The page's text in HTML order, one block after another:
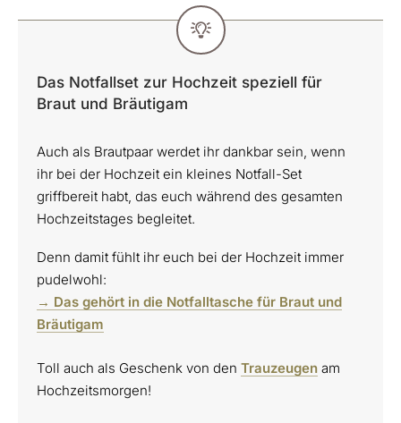
Das Notfallset zur Hochzeit speziell für
Braut und Bräutigam
Auch als Brautpaar werdet ihr dankbar sein, wenn
ihr bei der Hochzeit ein kleines Notfall-Set
griffbereit habt, das euch während des gesamten
Hochzeitstages begleitet.
Denn damit fühlt ihr euch bei der Hochzeit immer
pudelwohl:
→ Das gehört in die Notfalltasche für Braut und
Bräutigam
Toll auch als Geschenk von den Trauzeugen am
Hochzeitsmorgen!